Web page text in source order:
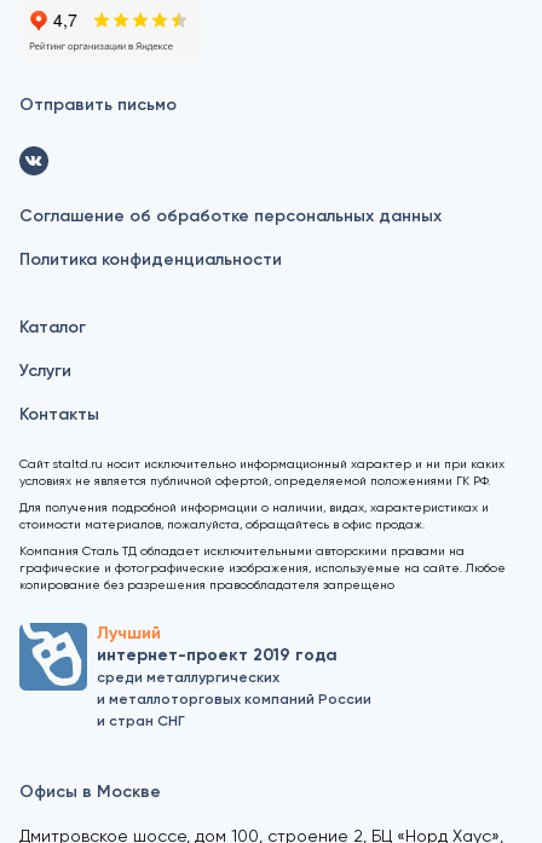
Отправить письмо
Соглашение об обработке персональных данных
Политика конфиденциальности
Каталог
Услуги
Контакты
Сайт staltd.ru носит исключительно информационный характер и ни при каких
условиях не является публичной офертой, определяемой положениями ГК РФ.
Для получения подробной информации о наличии, видах, характеристиках и
стоимости материалов, пожалуйста, обращайтесь в офис продаж.
Компания Сталь ТД обладает исключительными авторскими правами на
графические и фотографические изображения, используемые на сайте. Любое
копирование без разрешения правообладателя запрещено
Лучший
интернет-проект 2019 года
среди металлургических
и металлоторговых компаний России
и стран СНГ
Офисы в Москве
Дмитровское шоссе, дом 100, строение 2, БЦ «Норд Хаус»,